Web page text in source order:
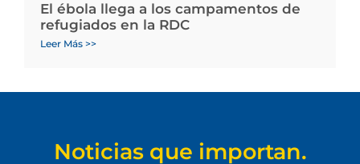
El ébola llega a los campamentos de
refugiados en la RDC
Leer Más >>
Noticias que importan.